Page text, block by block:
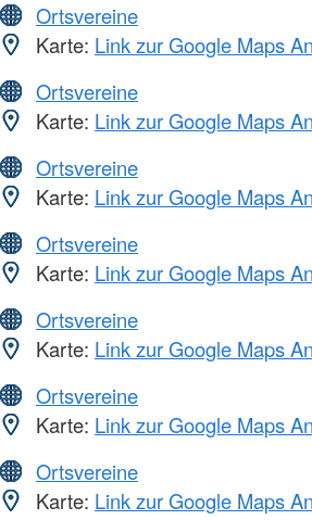
Ortsvereine
Karte: Link zur Google Maps
Ortsvereine
Karte: Link zur Google Maps
Ortsvereine
Karte: Link zur Google Maps
Ortsvereine
Karte: Link zur Google Maps
Ortsvereine
Karte: Link zur Google Maps
Ortsvereine
Karte: Link zur Google Maps
Ortsvereine
Karte: Link zur Google Maps